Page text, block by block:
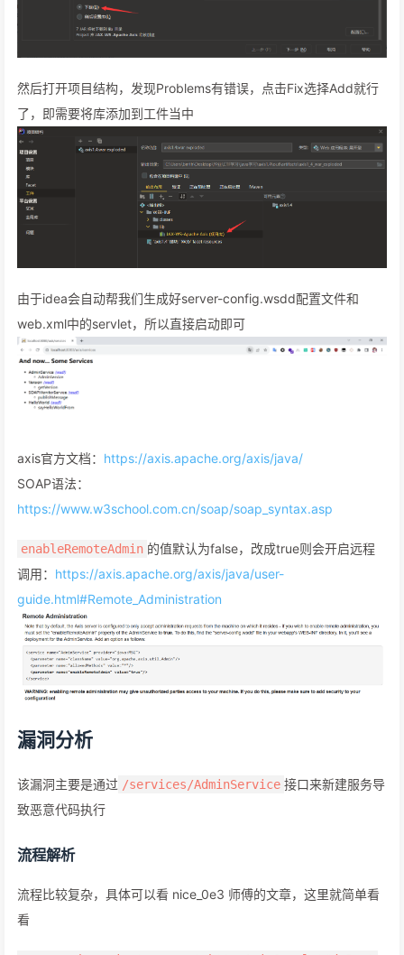
然后打开项目结构，发现Problems有错误，点击Fix选择Add就行
了，即需要将库添加到工件当中
由于idea会自动帮我们生成好server-config.wsdd配置文件和
web.xml中的servlet，所以直接启动即可
axis官方文档： https://axis.apache.org/axis/java/
SOAP语法：
https://www.w3school.com.cn/soap/soap_syntax.asp
enableRemoteAdmin 的值默认为false，改成true则会开启远程
调用： https://axis.apache.org/axis/java/user-
guide.html#Remote_Administration
漏洞分析
该漏洞主要是通过 /services/AdminService 接口来新建服务导
致恶意代码执行
流程解析
流程比较复杂，具体可以看 nice_0e3 师傅的文章，这里就简单看
看